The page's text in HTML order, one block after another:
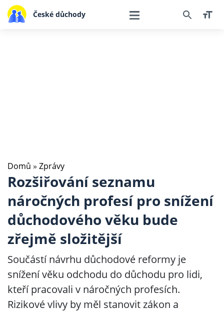
České důchody
Domů » Zprávy
Rozšiřování seznamu
náročných profesí pro snížení
důchodového věku bude
zřejmě složitější
Součástí návrhu důchodové reformy je
snížení věku odchodu do důchodu pro lidi,
kteří pracovali v náročných profesích.
Rizikové vlivy by měl stanovit zákon a